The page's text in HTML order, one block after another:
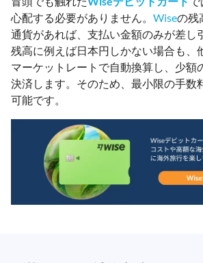
心配する必要がありません。 Wiseの残
通貨があれば、支払い金額のみが差し
残高に例えば日本円しかない場合も、
マーケットレートで自動換算し、少額
決済します。そのため、最小限の手数
可能です。